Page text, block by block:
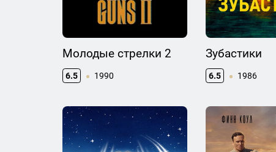
Молодые стрелки 2
6.5 1990
Зубастики
6.5 1986